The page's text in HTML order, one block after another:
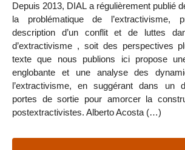
Depuis 2013, DIAL a régulièrement publié
la problématique de l’extractivisme,
description d’un conflit et de luttes
d’extractivisme , soit des perspectives
texte que nous publions ici propose
englobante et une analyse des
l’extractivisme, en suggérant dans un
portes de sortie pour amorcer la
postextractivistes. Alberto Acosta (…)